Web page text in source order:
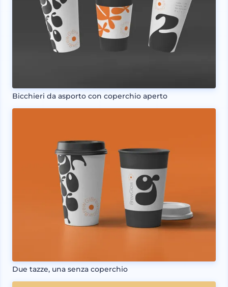
Bicchieri da asporto con coperchio aperto
Due tazze, una senza coperchio